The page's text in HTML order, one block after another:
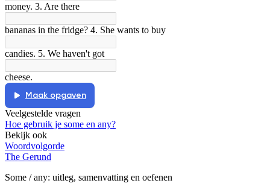
money. 3. Are there
bananas in the fridge? 4. She wants to buy
candies. 5. We haven't got
cheese.
Maak opgaven
Veelgestelde vragen
Hoe gebruik je some en any?
Bekijk ook
Woordvolgorde
The Gerund
Some / any: uitleg, samenvatting en oefenen